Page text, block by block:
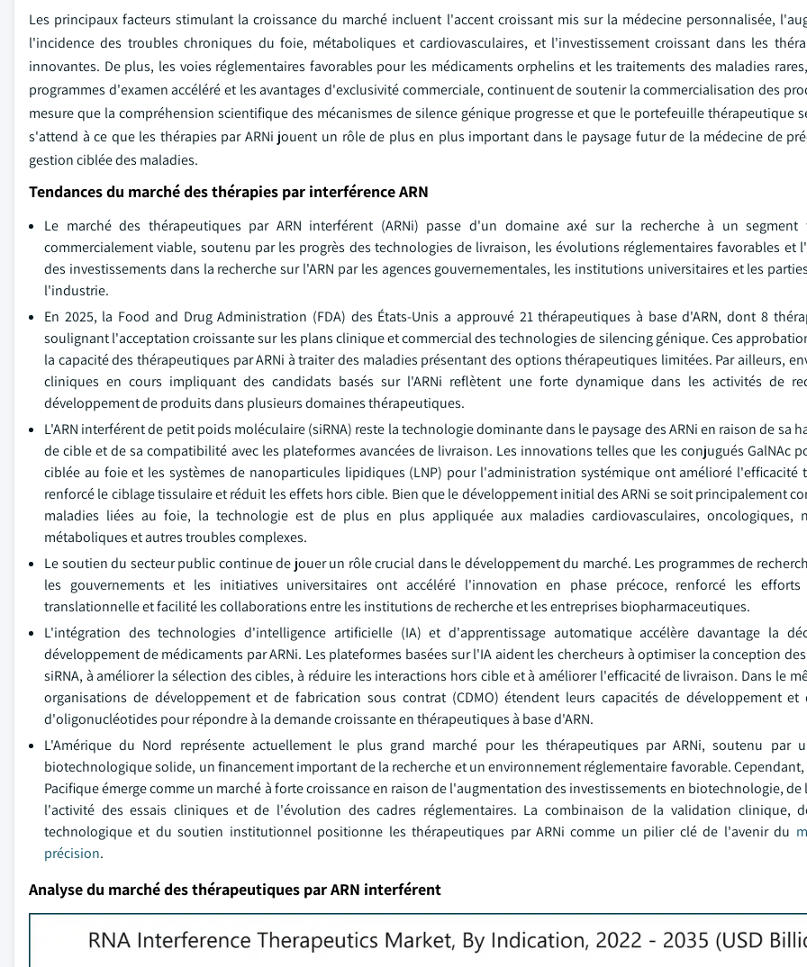
Les principaux facteurs stimulant la croissance du marché incluent l'accent croissant mis sur la médecine personnalisée,
l'incidence des troubles chroniques du foie, métaboliques et cardiovasculaires, et l'investissement croissant dans les
innovantes. De plus, les voies réglementaires favorables pour les médicaments orphelins et les traitements des maladies
programmes d'examen accéléré et les avantages d'exclusivité commerciale, continuent de soutenir la commercialisation des
mesure que la compréhension scientifique des mécanismes de silence génique progresse et que le portefeuille thérapeutique
s'attend à ce que les thérapies par ARNi jouent un rôle de plus en plus important dans le paysage futur de la médecine de
gestion ciblée des maladies.
Tendances du marché des thérapies par interférence ARN
Le marché des thérapeutiques par ARN interférent (ARNi) passe d'un domaine axé sur la recherche à un segment
commercialement viable, soutenu par les progrès des technologies de livraison, les évolutions réglementaires favorables et
des investissements dans la recherche sur l'ARN par les agences gouvernementales, les institutions universitaires et les
l'industrie.
En 2025, la Food and Drug Administration (FDA) des États-Unis a approuvé 21 thérapeutiques à base d'ARN, dont 8
soulignant l'acceptation croissante sur les plans clinique et commercial des technologies de silencing génique. Ces
la capacité des thérapeutiques par ARNi à traiter des maladies présentant des options thérapeutiques limitées. Par ailleurs,
cliniques en cours impliquant des candidats basés sur l'ARNi reflètent une forte dynamique dans les activités de
développement de produits dans plusieurs domaines thérapeutiques.
L'ARN interférent de petit poids moléculaire (siRNA) reste la technologie dominante dans le paysage des ARNi en raison de sa
de cible et de sa compatibilité avec les plateformes avancées de livraison. Les innovations telles que les conjugués GalNAc
ciblée au foie et les systèmes de nanoparticules lipidiques (LNP) pour l'administration systémique ont amélioré l'efficacité
renforcé le ciblage tissulaire et réduit les effets hors cible. Bien que le développement initial des ARNi se soit principalement
maladies liées au foie, la technologie est de plus en plus appliquée aux maladies cardiovasculaires, oncologiques,
métaboliques et autres troubles complexes.
Le soutien du secteur public continue de jouer un rôle crucial dans le développement du marché. Les programmes de
les gouvernements et les initiatives universitaires ont accéléré l'innovation en phase précoce, renforcé les efforts
translationnelle et facilité les collaborations entre les institutions de recherche et les entreprises biopharmaceutiques.
L'intégration des technologies d'intelligence artificielle (IA) et d'apprentissage automatique accélère davantage la
développement de médicaments par ARNi. Les plateformes basées sur l'IA aident les chercheurs à optimiser la conception
siRNA, à améliorer la sélection des cibles, à réduire les interactions hors cible et à améliorer l'efficacité de livraison. Dans le
organisations de développement et de fabrication sous contrat (CDMO) étendent leurs capacités de développement et
d'oligonucléotides pour répondre à la demande croissante en thérapeutiques à base d'ARN.
L'Amérique du Nord représente actuellement le plus grand marché pour les thérapeutiques par ARNi, soutenu par
biotechnologique solide, un financement important de la recherche et un environnement réglementaire favorable. Cependant,
Pacifique émerge comme un marché à forte croissance en raison de l'augmentation des investissements en biotechnologie,
l'activité des essais cliniques et de l'évolution des cadres réglementaires. La combinaison de la validation clinique,
technologique et du soutien institutionnel positionne les thérapeutiques par ARNi comme un pilier clé de l'avenir du
précision.
Analyse du marché des thérapeutiques par ARN interférent